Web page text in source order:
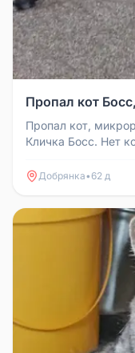
Пропал кот
Пропал кот,
Кличка Босс. Нет
Добрянка•62 д